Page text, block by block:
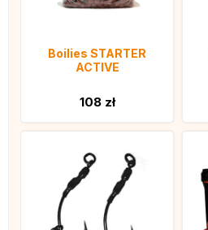
Boilies STARTER
ACTIVE
108 zł